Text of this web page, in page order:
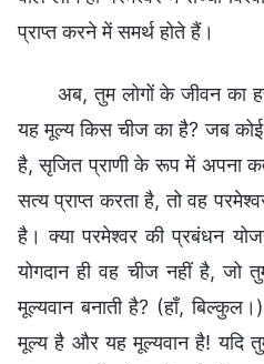
प्राप्त करने में समर्थ होते हैं।
अब, तुम लोगों के जीवन का
यह मूल्य किस चीज का है? जब कोई
है, सृजित प्राणी के रूप में अपना
सत्य प्राप्त करता है, तो वह
है। क्या परमेश्वर की प्रबंधन
योगदान ही वह चीज नहीं है, जो
मूल्यवान बनाती है? (हाँ,
मूल्य है और यह मूल्यवान है! यदि